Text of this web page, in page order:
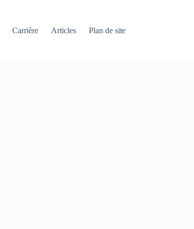
Carrière Articles Plan de site